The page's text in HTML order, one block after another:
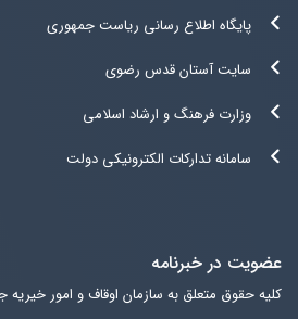
پایگاه اطلاع رسانی ریاست جمهوری
سایت آستان قدس رضوی
وزارت فرهنگ و ارشاد اسلامی
سامانه تدارکات الکترونیکی دولت
عضویت در خبرنامه
کلیه حقوق متعلق به سازمان اوقاف و امور